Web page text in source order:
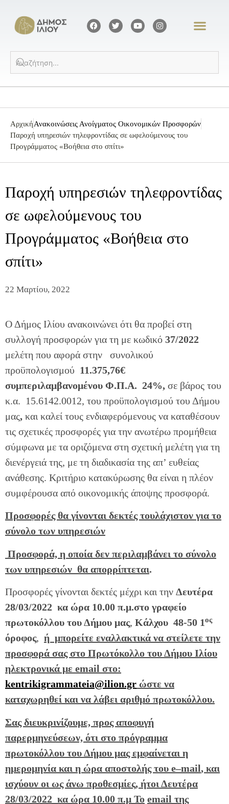
ΑρχικήΑνακοινώσεις Ανοίγματος Οικονομικών Προσφορών
Παροχή υπηρεσιών τηλεφροντίδας σε ωφελούμενους του
Προγράμματος «Βοήθεια στο σπίτι»
Παροχή υπηρεσιών τηλεφροντίδας
σε ωφελούμενους του
Προγράμματος «Βοήθεια στο
σπίτι»
22 Μαρτίου, 2022
Ο Δήμος Ιλίου ανακοινώνει ότι θα προβεί στη
συλλογή προσφορών για τη με κωδικό 37/2022
μελέτη που αφορά στην
συνολικού
προϋπολογισμού 11.375,76€
συμπεριλαμβανομένου Φ.Π.Α. 24%, σε βάρος του
κ.α. 15.6142.0012, του προϋπολογισμού του Δήμου
μας, και καλεί τους ενδιαφερόμενους να καταθέσουν
τις σχετικές προσφορές για την ανωτέρω προμήθεια
σύμφωνα με τα οριζόμενα στη σχετική μελέτη για τη
διενέργειά της, με τη διαδικασία της απ’ ευθείας
ανάθεσης. Κριτήριο κατακύρωσης θα είναι η πλέον
συμφέρουσα από οικονομικής άποψης προσφορά.
Προσφορές θα γίνονται δεκτές τουλάχιστον για το
σύνολο των υπηρεσιών
Προσφορά, η οποία δεν περιλαμβάνει το σύνολο
των υπηρεσιών θα απορρίπτεται.
Προσφορές γίνονται δεκτές μέχρι και την Δευτέρα
28/03/2022 κα ώρα 10.00 π.μ.στο γραφείο
πρωτοκόλλου του Δήμου μας, Κάλχου 48-50 1ος
όροφος, ή μπορείτε εναλλακτικά να στείλετε την
προσφορά σας στο Πρωτόκολλο του Δήμου Ιλίου
ηλεκτρονικά με email στο:
kentrikigrammateia@ilion.gr ώστε να
καταχωρηθεί και να λάβει αριθμό πρωτοκόλλου.
Σας διευκρινίζουμε, προς αποφυγή
παρερμηνεύσεων, ότι στο πρόγραμμα
πρωτοκόλλου του Δήμου μας εμφαίνεται η
ημερομηνία και η ώρα αποστολής του e–mail, και
ισχύουν οι ως άνω προθεσμίες, ήτοι Δευτέρα
28/03/2022 κα ώρα 10.00 π.μ To email της